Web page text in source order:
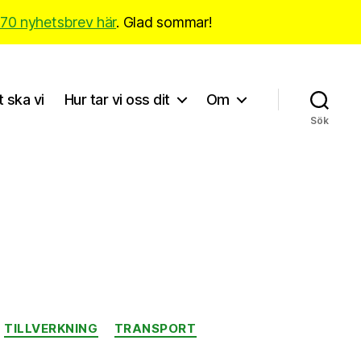
nyhetsbrev här. Glad sommar!
ska vi Hur tar vi oss dit Om
Sök
TILLVERKNING
TRANSPORT